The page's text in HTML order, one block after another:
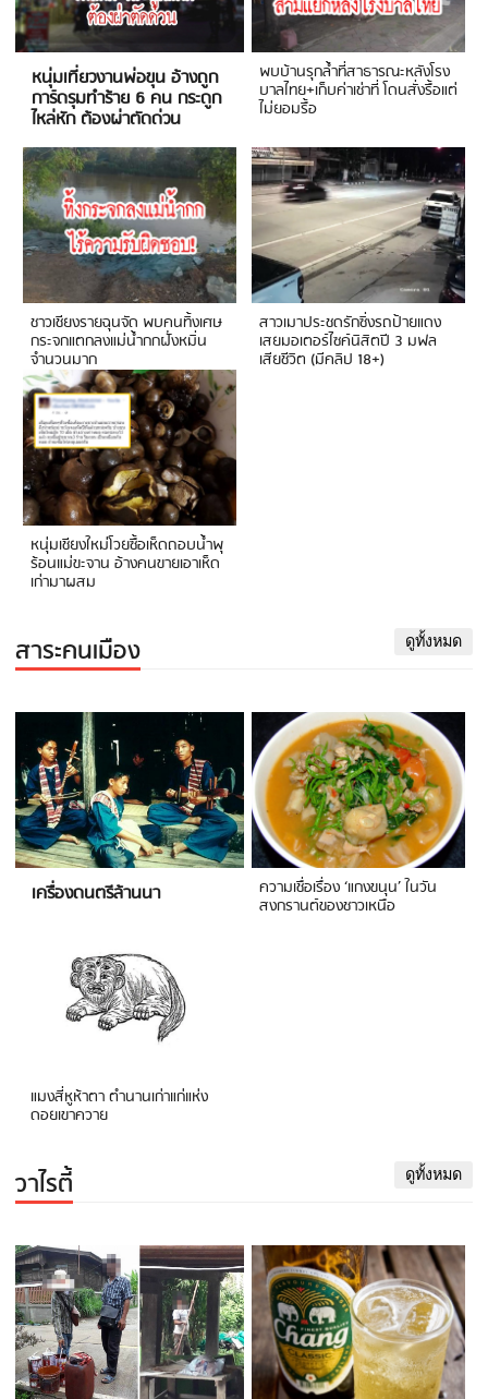
หนุ่มเที่ยวงานพ่อขุน อ้างถูก
การ์ดรุมทำร้าย 6 คน กระดูก
ไหล่หัก ต้องผ่าตัดด่วน
พบบ้านรุกล้ำที่สาธารณะหลังโรง
บาลไทย+เก็บค่าเช่าที่ โดนสั่งรื้อแต่
ไม่ยอมรื้อ
ชาวเชียงรายฉุนจัด พบคนทิ้งเศษ
กระจกแตกลงแม่น้ำกกฝั่งหมิ่น
จำนวนมาก
สาวเมาประชดรักซิ่งรถป้ายแดง
เสยมอเตอร์ไซค์นิสิตปี 3 มฟล
เสียชีวิต (มีคลิป 18+)
หนุ่มเชียงใหม่โวยซื้อเห็ดถอบน้ำพุ
ร้อนแม่ขะจาน อ้างคนขายเอาเห็ด
เก่ามาผสม
สาระคนเมือง ดูทั้งหมด
เครื่องดนตรีล้านนา ความเชื่อเรื่อง ‘แกงขนุน’ ในวัน
สงกรานต์ของชาวเหนือ
แมงสี่หูห้าตา ตำนานเก่าแก่แห่ง
ดอยเขาควาย
วาไรตี้ ดูทั้งหมด